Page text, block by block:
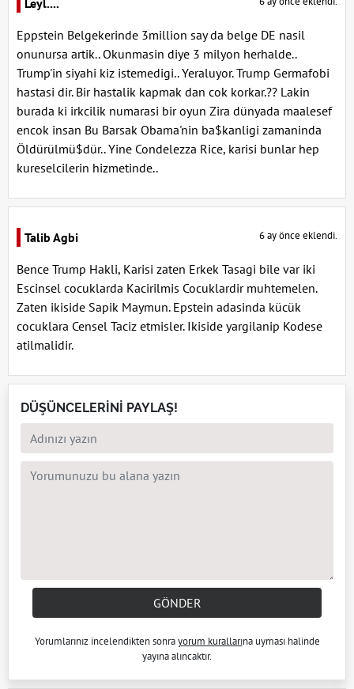
Leyl....
Eppstein Belgekerinde 3million say da belge DE nasil
onunursa artik.. Okunmasin diye 3 milyon herhalde..
Trump'in siyahi kiz istemedigi.. Yeraluyor. Trump Germafobi
hastasi dir. Bir hastalik kapmak dan cok korkar.?? Lakin
burada ki irkcilik numarasi bir oyun Zira dünyada maalesef
encok insan Bu Barsak Obama'nin ba$kanligi zamaninda
Öldürülmü$dür.. Yine Condelezza Rice, karisi bunlar hep
kureselcilerin hizmetinde..
Talib Agbi 6 ay önce eklendi.
Bence Trump Hakli, Karisi zaten Erkek Tasagi bile var iki
Escinsel cocuklarda Kacirilmis Cocuklardir muhtemelen.
Zaten ikiside Sapik Maymun. Epstein adasinda kücük
cocuklara Censel Taciz etmisler. Ikiside yargilanip Kodese
atilmalidir.
DÜŞÜNCELERİNİ PAYLAŞ!
GÖNDER
Yorumlarınız incelendikten sonrayorum kurallarına uyması halinde
yayına alıncaktır.